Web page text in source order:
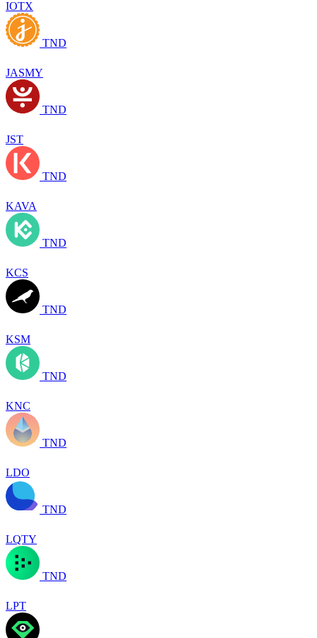
IOTX
TND
JASMY
TND
JST
TND
KAVA
TND
KCS
TND
KSM
TND
KNC
TND
LDO
TND
LQTY
TND
LPT